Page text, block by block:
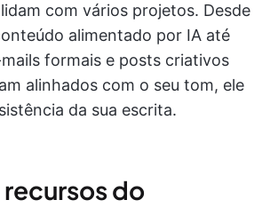
com vários projetos. Desde
alimentado por IA até
formais e posts criativos
alinhados com o seu tom, ele
da sua escrita.
do